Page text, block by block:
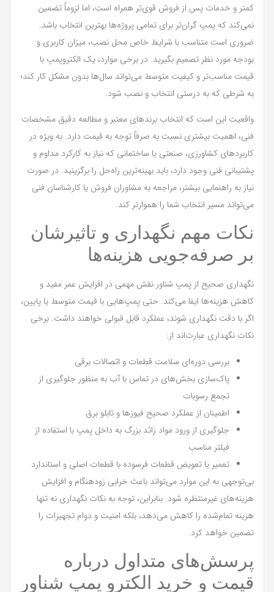
کمتر و خدمات پس از فروش قوی‌تر همراه است، اما لزوماً تضمین
نمی‌کند که پمپ گران‌تر برای تمامی پروژه‌ها بهترین انتخاب باشد.
ضروری است متناسب با شرایط خاص محل نصب، میزان کاربری و
بودجه مورد نظر تصمیم بگیرید. در برخی موارد، یک الکتروپمپ با
قیمت مناسب‌تر و کیفیت متوسط می‌تواند سال‌ها بدون مشکل کار کند؛
به شرطی که به درستی انتخاب و نصب شود.
واقعیت این است که انتخاب برندهای معتبر و مطالعه دقیق مشخصات
فنی، اهمیت بیشتری نسبت به صرفاً توجه به قیمت دارد. به ویژه در
کاربردهای کشاورزی، صنعتی یا ساختمانی که نیاز به کارکرد مداوم و
پشتیبانی فنی وجود دارد، باید بهینه‌ترین راه‌حل را برگزینید. در صورت
نیاز به راهنمایی بیشتر، مراجعه به مشاوران فروش یا کارشناسان فنی
می‌تواند مسیر انتخاب شما را هموارتر کند.
نکات مهم نگهداری و تاثیرشان
بر صرفه‌جویی هزینه‌ها
نگهداری صحیح از پمپ شناور نقش مهمی در افزایش عمر مفید و
کاهش هزینه‌ها ایفا می‌کند. حتی پمپ‌هایی با قیمت متوسط یا پایین،
اگر با دقت نگهداری شوند، عملکرد قابل قبولی خواهند داشت. برخی
نکات نگهداری عبارت‌اند از:
بررسی دوره‌ای سلامت قطعات و اتصالات برقی
پاک‌سازی بخش‌های در تماس با آب به منظور جلوگیری از
تجمع رسوبات
اطمینان از عملکرد صحیح فیوزها و تابلو برق
جلوگیری از ورود مواد زائد بزرگ به داخل پمپ با استفاده از
فیلتر مناسب
تعمیر یا تعویض قطعات فرسوده با قطعات اصلی و استاندارد
بی‌توجهی به این موارد می‌تواند باعث خرابی زودهنگام و افزایش
هزینه‌های غیرمنتظره شود. بنابراین، توجه به نکات نگهداری نه تنها
هزینه تمام‌شده را کاهش می‌دهد، بلکه امنیت و دوام تجهیزات را
تضمین خواهد کرد.
پرسش‌های متداول درباره
قیمت و خرید الکترو پمپ شناور